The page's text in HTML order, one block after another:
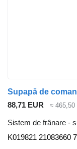
88,71 EUR ≈ 465,50
Sistem de frânare -
K019821 21083660